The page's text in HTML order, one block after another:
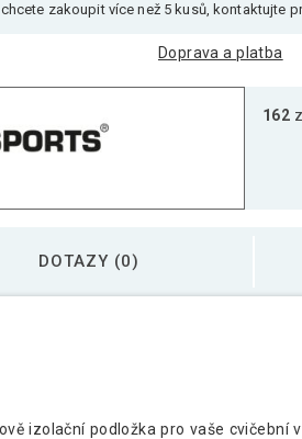
zakoupit více než 5 kusů, kontaktujte
Doprava a platba
162
DOTAZY (0)
izolační podložka pro vaše cvičební